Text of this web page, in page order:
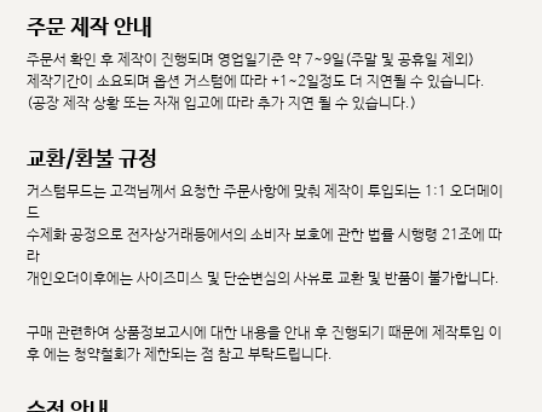
주문 제작 안내
주문서 확인 후 제작이 진행되며 영업일기준 약 7~9일(주말 및 공휴일 제외)
제작기간이 소요되며 옵션 커스텀에 따라 +1~2일정도 더 지연될 수 있습니다.
(공장 제작 상황 또는 자재 입고에 따라 추가 지연 될 수 있습니다.)
교환/환불 규정
커스텀무드는 고객님께서 요청한 주문사항에 맞춰 제작이 투입되는 1:1 오더메이
드
수제화 공정으로 전자상거래등에서의 소비자 보호에 관한 법률 시행령 21조에 따
라
개인오더이후에는 사이즈미스 및 단순변심의 사유로 교환 및 반품이 불가합니다.
구매 관련하여 상품정보고시에 대한 내용을 안내 후 진행되기 때문에 제작투입 이
후 에는 청약철회가 제한되는 점 참고 부탁드립니다.